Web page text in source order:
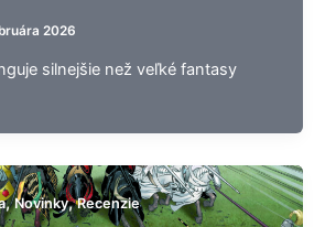
2026
silnejšie než veľké fantasy
,Novinky,Recenzie